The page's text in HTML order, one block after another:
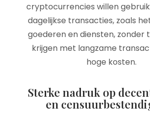
cryptocurrencies willen
dagelijkse transacties, zoals
goederen en diensten, zonder
krijgen met langzame
hoge kosten.
Sterke nadruk op
en